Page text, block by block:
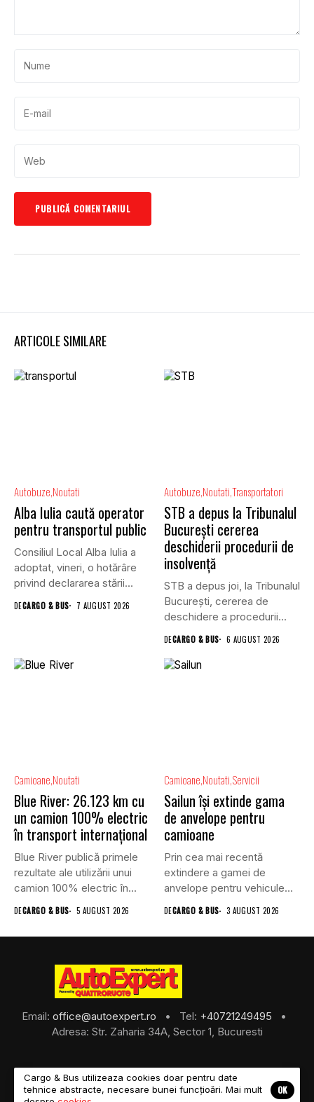
ARTICOLE SIMILARE
Autobuze Noutati
Alba Iulia caută operator
pentru transportul public
Consiliul Local Alba Iulia a
adoptat, vineri, o hotărâre
privind declararea stării...
DECARGO & BUS 7 AUGUST 2026
Autobuze NoutatiTransportatori
STB a depus la Tribunalul
București cererea
deschiderii procedurii de
insolvență
STB a depus joi, la Tribunalul
Bucureşti, cererea de
deschidere a procedurii...
DECARGO & BUS 6 AUGUST 2026
Camioane Noutati
Blue River: 26.123 km cu
un camion 100% electric
în transport internațional
Blue River publică primele
rezultate ale utilizării unui
camion 100% electric în...
DECARGO & BUS 5 AUGUST 2026
Camioane Noutati Servicii
Sailun își extinde gama
de anvelope pentru
camioane
Prin cea mai recentă
extindere a gamei de
anvelope pentru vehicule
comerciale,...
DECARGO & BUS 3 AUGUST 2026
Email: office@autoexpert.ro • Tel: +40721249495
•
Adresa: Str. Zaharia 34A, Sector 1, Bucuresti
©2026 Cargo & Bus
Cargo & Bus utilizeaza cookies doar pentru date
tehnice abstracte, necesare bunei funcțioări. Mai mult
OK